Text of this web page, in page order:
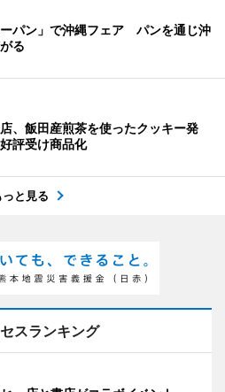
パン」で沖縄フェア パンを通じ沖
る
、飯田産煎茶を使ったクッキー発
評受け商品化
っと見る
スランキング